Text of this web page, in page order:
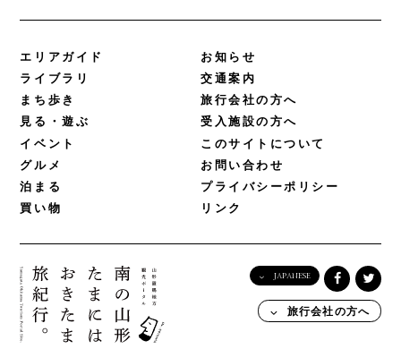
エリアガイド
ライブラリ
まち歩き
見る・遊ぶ
イベント
グルメ
泊まる
買い物
お知らせ
交通案内
旅行会社の方へ
受入施設の方へ
このサイトについて
お問い合わせ
プライバシーポリシー
リンク
JAPANESE
English
旅行会社の方へ